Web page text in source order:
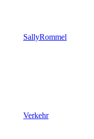
SallyRommel
Verkehr